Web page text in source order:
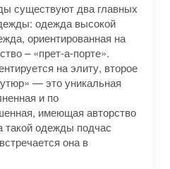
существуют два главных
одежда высокой
ориентированная на
– «прет-а-порте».
на элиту, второе
— это уникальная
и по
имеющая авторство
одежды подчас
она в